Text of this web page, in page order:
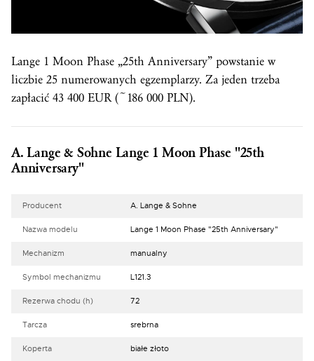
Lange 1 Moon Phase „25th Anniversary” powstanie w
liczbie 25 numerowanych egzemplarzy. Za jeden trzeba
zapłacić 43 400 EUR (~186 000 PLN).
A. Lange & Sohne Lange 1 Moon Phase "25th
Anniversary"
Producent A. Lange & Sohne
Nazwa modelu Lange 1 Moon Phase "25th Anniversary"
Mechanizm manualny
Symbol mechanizmu L121.3
Rezerwa chodu (h) 72
Tarcza srebrna
Koperta białe złoto